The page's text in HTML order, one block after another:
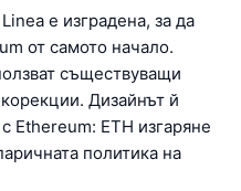
е изградена, за да
от самото начало.
съществуващи
Дизайнът й
Ethereum: ETH изгаряне
политика на